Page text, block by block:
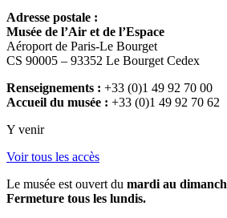
Adresse postale :
Musée de l’Air et de l’Espace
Aéroport de Paris-Le Bourget
CS 90005 – 93352 Le Bourget Cedex
Renseignements : +33 (0)1 49 92 70 00
Accueil du musée : +33 (0)1 49 92 70 62
Y venir
Voir tous les accès
Le musée est ouvert du mardi au
Fermeture tous les lundis.